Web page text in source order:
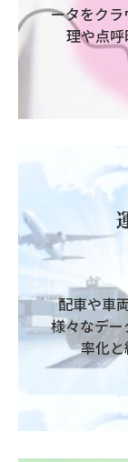
ータをク
理や点呼
配車や車
様々なデ
率化